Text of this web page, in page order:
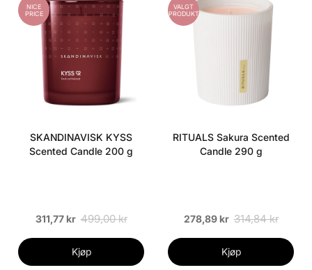
NICE
PRICE
SKANDINAVISK KYSS
Scented Candle 200 g
311,77 kr 499,00 kr
Kjøp
VALGT
PRODUKT
RITUALS Sakura Scented
Candle 290 g
278,89 kr 314,84 kr
Kjøp